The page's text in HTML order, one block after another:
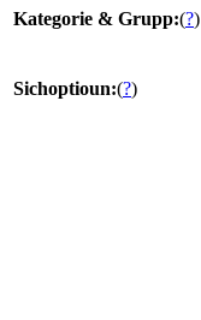
Kategorie & Grupp:(?)
Sichoptioun:(?)